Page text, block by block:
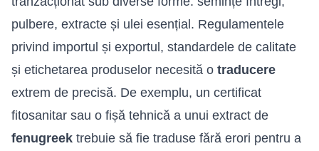
pulbere, extracte și ulei esențial. Regulamentele
privind importul și exportul, standardele de calitate
și etichetarea produselor necesită o traducere
extrem de precisă. De exemplu, un certificat
fitosanitar sau o fișă tehnică a unui extract de
fenugreek trebuie să fie traduse fără erori pentru a